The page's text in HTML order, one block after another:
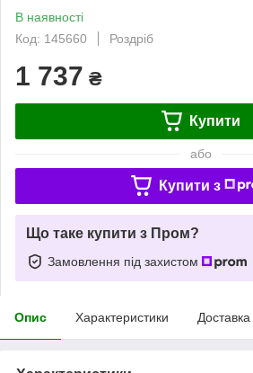
В наявності
Код: 145660
Роздріб
1 737 ₴
Купити
або
Купити з
Що таке купити з Пром?
Замовлення під захистом
Опис Характеристики Доставка